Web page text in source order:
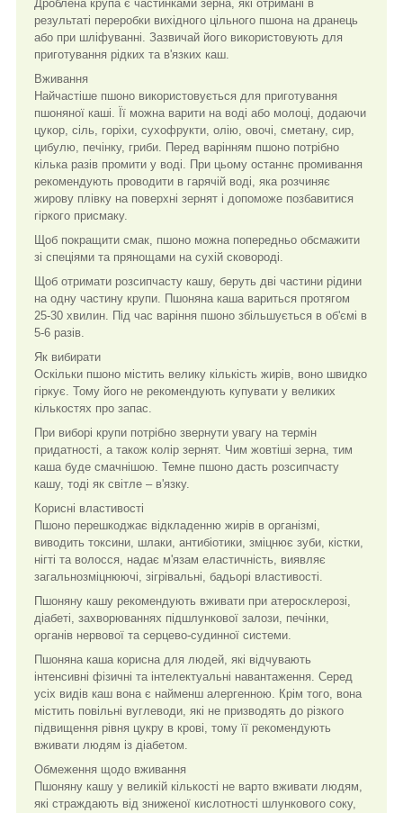
Дроблена крупа є частинками зерна, які отримані в
результаті переробки вихідного цільного пшона на дранець
або при шліфуванні. Зазвичай його використовують для
приготування рідких та в'язких каш.
Вживання
Найчастіше пшоно використовується для приготування
пшоняної каші. Її можна варити на воді або молоці, додаючи
цукор, сіль, горіхи, сухофрукти, олію, овочі, сметану, сир,
цибулю, печінку, гриби. Перед варінням пшоно потрібно
кілька разів промити у воді. При цьому останнє промивання
рекомендують проводити в гарячій воді, яка розчиняє
жирову плівку на поверхні зернят і допоможе позбавитися
гіркого присмаку.
Щоб покращити смак, пшоно можна попередньо обсмажити
зі спеціями та прянощами на сухій сковороді.
Щоб отримати розсипчасту кашу, беруть дві частини рідини
на одну частину крупи. Пшоняна каша вариться протягом
25-30 хвилин. Під час варіння пшоно збільшується в об'ємі в
5-6 разів.
Як вибирати
Оскільки пшоно містить велику кількість жирів, воно швидко
гіркує. Тому його не рекомендують купувати у великих
кількостях про запас.
При виборі крупи потрібно звернути увагу на термін
придатності, а також колір зернят. Чим жовтіші зерна, тим
каша буде смачнішою. Темне пшоно дасть розсипчасту
кашу, тоді як світле – в'язку.
Корисні властивості
Пшоно перешкоджає відкладенню жирів в організмі,
виводить токсини, шлаки, антибіотики, зміцнює зуби, кістки,
нігті та волосся, надає м'язам еластичність, виявляє
загальнозміцнюючі, зігрівальні, бадьорі властивості.
Пшоняну кашу рекомендують вживати при атеросклерозі,
діабеті, захворюваннях підшлункової залози, печінки,
органів нервової та серцево-судинної системи.
Пшоняна каша корисна для людей, які відчувають
інтенсивні фізичні та інтелектуальні навантаження. Серед
усіх видів каш вона є найменш алергенною. Крім того, вона
містить повільні вуглеводи, які не призводять до різкого
підвищення рівня цукру в крові, тому її рекомендують
вживати людям із діабетом.
Обмеження щодо вживання
Пшоняну кашу у великій кількості не варто вживати людям,
які страждають від зниженої кислотності шлункового соку,